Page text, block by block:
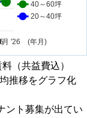
（共益費込）
推移をグラフ化
ント募集が出てい